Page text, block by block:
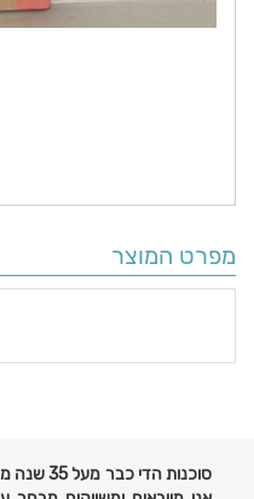
מפרט המוצר
סוכנות